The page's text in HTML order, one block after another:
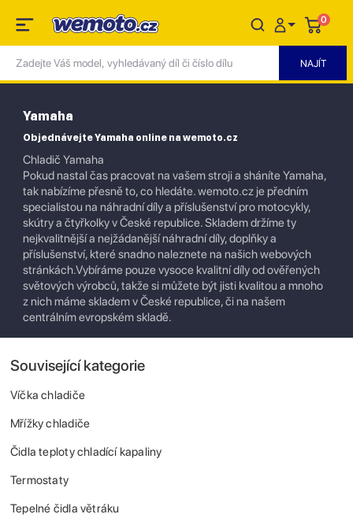
0
Yamaha
Objednávejte Yamaha online na wemoto.cz
Chladič Yamaha
Pokud nastal čas pracovat na vašem stroji a sháníte Yamaha,
tak nabízíme přesně to, co hledáte. wemoto.cz je předním
specialistou na náhradní díly a příslušenství pro motocykly,
skútry a čtyřkolky v České republice. Skladem držíme ty
nejkvalitnější a nejžádanější náhradní díly, doplňky a
příslušenství, které snadno naleznete na našich webových
stránkách.Vybíráme pouze vysoce kvalitní díly od ověřených
světových výrobců, takže si můžete být jisti kvalitou a mnoho
z nich máme skladem v České republice, či na našem
centrálním evropském skladě.
Související kategorie
Víčka chladiče
Mřížky chladiče
Čidla teploty chladící kapaliny
Termostaty
Tepelné čidla větráku